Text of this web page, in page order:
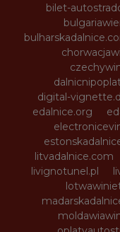
bilet-
digital-
edalnice.org
litvadalnice.com
livignotunel.pl